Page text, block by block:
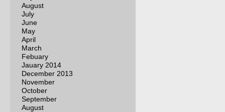
August
July
June
May
April
March
Febuary
Jauary 2014
December 2013
November
October
September
August